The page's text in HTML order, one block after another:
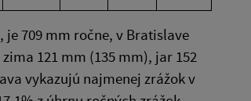
709 mm ročne, v Bratislave
121 mm (135 mm), jar 152
vykazujú najmenej zrážok v